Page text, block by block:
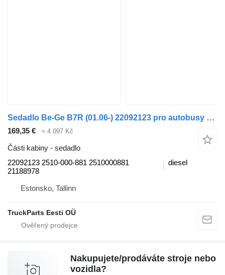
Sedadlo Be-Ge B7R (01.06-) 22092123 pro autobusy Volvo B7, B8, B9, B12 bus (2005-)
169,35 € ≈ 4 097 Kč
Části kabiny - sedadlo
22092123 2510-000-881 2510000881
21188978
diesel
Estonsko, Tallinn
TruckParts Eesti OÜ
Nakupujete/prodáváte stroje nebo
vozidla?